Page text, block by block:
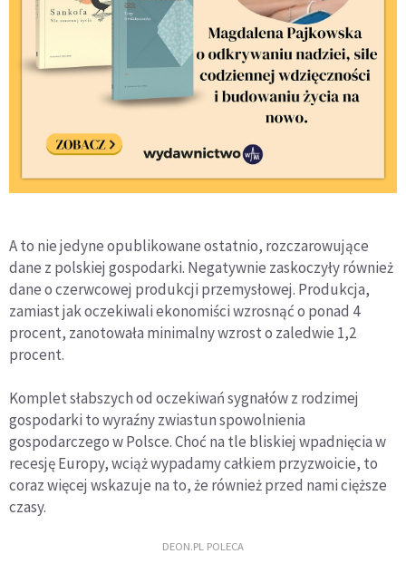
A to nie jedyne opublikowane ostatnio, rozczarowujące
dane z polskiej gospodarki. Negatywnie zaskoczyły również
dane o czerwcowej produkcji przemysłowej. Produkcja,
zamiast jak oczekiwali ekonomiści wzrosnąć o ponad 4
procent, zanotowała minimalny wzrost o zaledwie 1,2
procent.
Komplet słabszych od oczekiwań sygnałów z rodzimej
gospodarki to wyraźny zwiastun spowolnienia
gospodarczego w Polsce. Choć na tle bliskiej wpadnięcia w
recesję Europy, wciąż wypadamy całkiem przyzwoicie, to
coraz więcej wskazuje na to, że również przed nami cięższe
czasy.
DEON.PL POLECA